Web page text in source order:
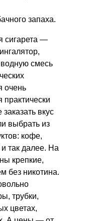
запаха.
сигарета —
смесь
очень
вкус
выбрать из
кофе,
так далее. На
крепкие,
без никотина.
трубки,
цветах,